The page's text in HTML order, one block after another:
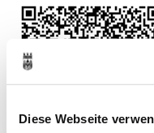
Diese Webseite